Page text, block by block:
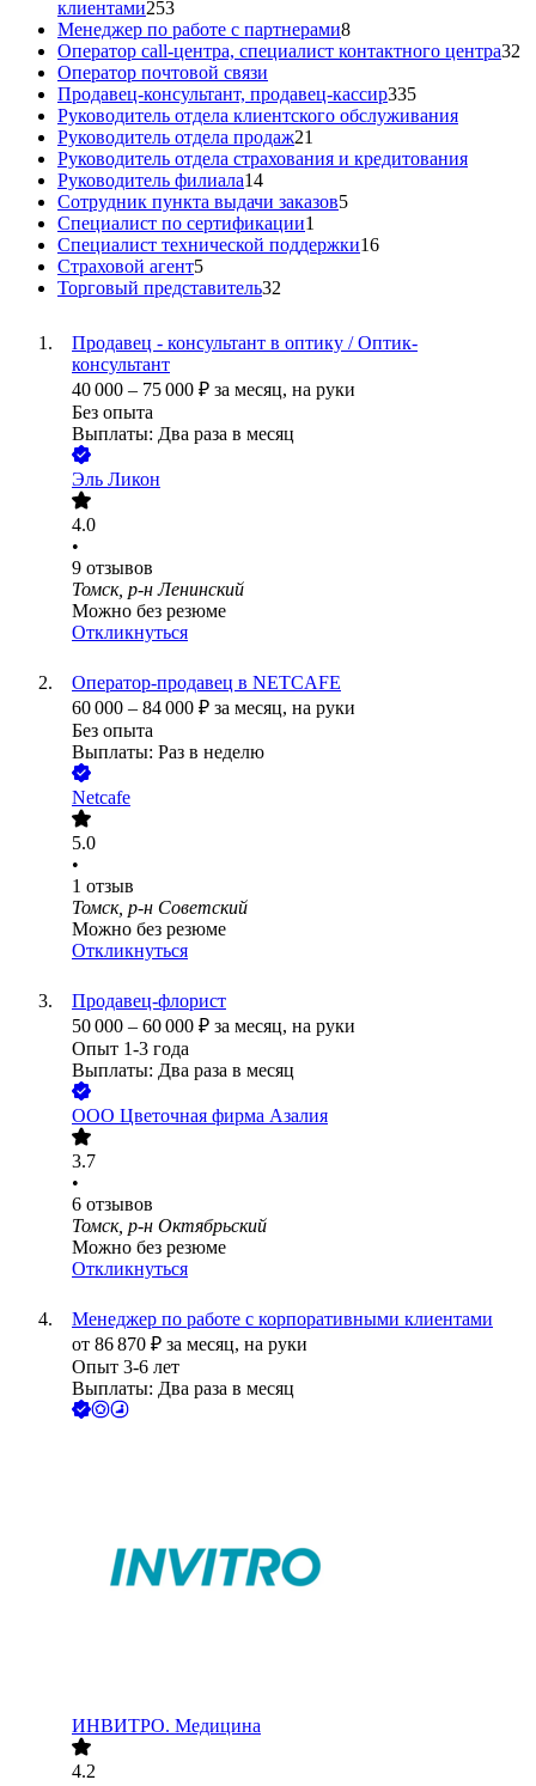
клиентами253
Менеджер по работе с партнерами8
Оператор call-центра, специалист контактного центра32
Оператор почтовой связи
Продавец-консультант, продавец-кассир335
Руководитель отдела клиентского обслуживания
Руководитель отдела продаж21
Руководитель отдела страхования и кредитования
Руководитель филиала14
Сотрудник пункта выдачи заказов5
Специалист по сертификации1
Специалист технической поддержки16
Страховой агент5
Торговый представитель32
Продавец - консультант в оптику / Оптик-
консультант
40 000 – 75 000 ₽ за месяц, на руки
Без опыта
Выплаты: Два раза в месяц
Эль Ликон
4.0
•
9 отзывов
Томск, р-н Ленинский
Можно без резюме
Откликнуться
Оператор-продавец в NETCAFE
60 000 – 84 000 ₽ за месяц, на руки
Без опыта
Выплаты: Раз в неделю
Netcafe
5.0
•
1 отзыв
Томск, р-н Советский
Можно без резюме
Откликнуться
Продавец-флорист
50 000 – 60 000 ₽ за месяц, на руки
Опыт 1-3 года
Выплаты: Два раза в месяц
ООО Цветочная фирма Азалия
3.7
•
6 отзывов
Томск, р-н Октябрьский
Можно без резюме
Откликнуться
Менеджер по работе с корпоративными клиентами
от 86 870 ₽ за месяц, на руки
Опыт 3-6 лет
Выплаты: Два раза в месяц
ИНВИТРО. Медицина
4.2